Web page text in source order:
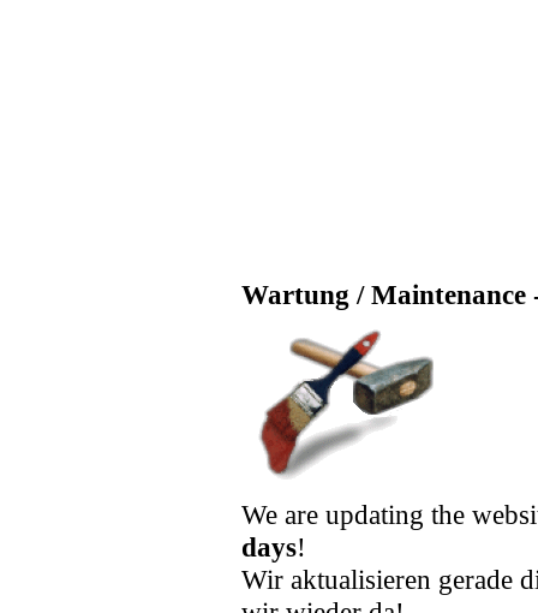
Wartung / Maintenance
We are updating the
days!
Wir aktualisieren gerade